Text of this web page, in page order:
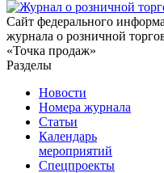
Сайт федерального
журнала о розничной
«Точка продаж»
Разделы
Новости
Номера журнала
Статьи
Календарь
мероприятий
Спецпроекты